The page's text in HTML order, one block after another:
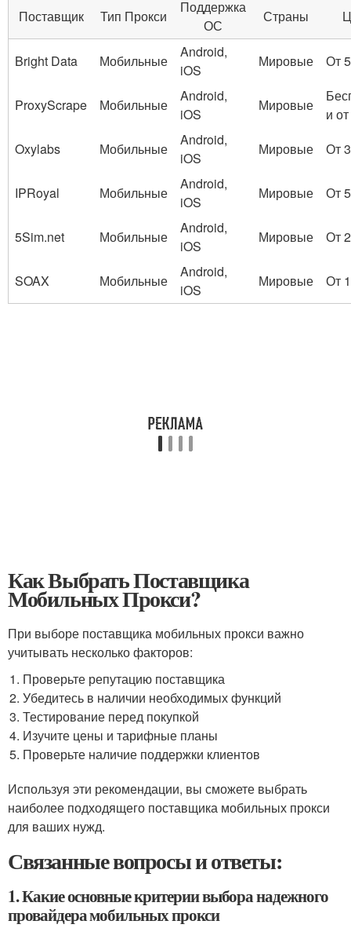
Поставщик Тип Прокси
Поддержка
ОС
Страны
Bright Data Мобильные
Android,
iOS
Мировые От
ProxyScrape Мобильные
Android,
iOS
Мировые
и
Oxylabs
Мобильные
Android,
iOS
Мировые От
IPRoyal Мобильные
Android,
iOS
Мировые От
5Sim.net Мобильные
Android,
iOS
Мировые От
SOAX Мобильные
Android,
iOS
Мировые От
Как Выбрать Поставщика
Мобильных Прокси?
При выборе поставщика мобильных прокси важно
учитывать несколько факторов:
Проверьте репутацию поставщика
Убедитесь в наличии необходимых функций
Тестирование перед покупкой
Изучите цены и тарифные планы
Проверьте наличие поддержки клиентов
Используя эти рекомендации, вы сможете выбрать
наиболее подходящего поставщика мобильных прокси
для ваших нужд.
Связанные вопросы и ответы:
1. Какие основные критерии выбора надежного
провайдера мобильных прокси